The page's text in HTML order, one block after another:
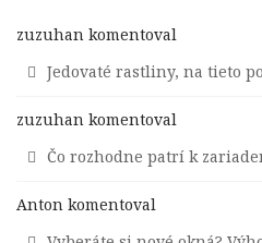
zuzuhan komentoval
Jedovaté rastliny, na tieto
zuzuhan komentoval
Čo rozhodne patrí k
Anton komentoval